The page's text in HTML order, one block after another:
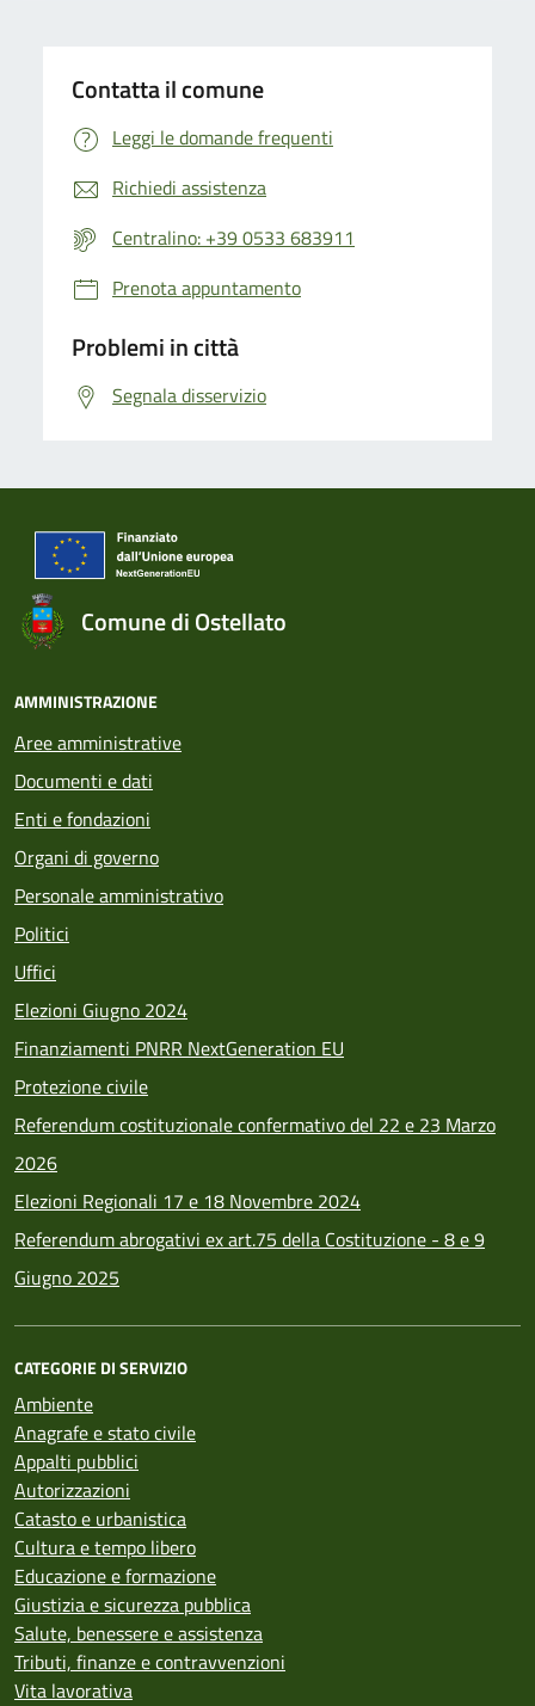
Contatta il comune
Leggi le domande frequenti
Richiedi assistenza
Centralino: +39 0533 683911
Prenota appuntamento
Problemi in città
Segnala disservizio
Comune di Ostellato
AMMINISTRAZIONE
Aree amministrative
Documenti e dati
Enti e fondazioni
Organi di governo
Personale amministrativo
Politici
Uffici
Elezioni Giugno 2024
Finanziamenti PNRR NextGeneration EU
Protezione civile
Referendum costituzionale confermativo del 22 e 23 Marzo
2026
Elezioni Regionali 17 e 18 Novembre 2024
Referendum abrogativi ex art.75 della Costituzione - 8 e 9
Giugno 2025
CATEGORIE DI SERVIZIO
Ambiente
Anagrafe e stato civile
Appalti pubblici
Autorizzazioni
Catasto e urbanistica
Cultura e tempo libero
Educazione e formazione
Giustizia e sicurezza pubblica
Salute, benessere e assistenza
Tributi, finanze e contravvenzioni
Vita lavorativa